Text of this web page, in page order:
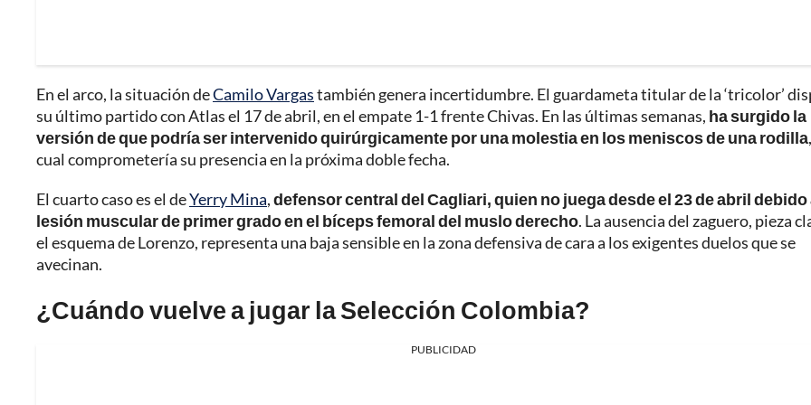
En el arco, la situación deCamilo Vargastambién genera incertidumbre. El guardameta titular de la ‘tricolor’
su último partido con Atlas el 17 de abril, en el empate 1-1 frente Chivas. En las últimas semanas, ha surgido la
versión de que podría ser intervenido quirúrgicamente por una molestia en los meniscos de una rodilla
cual comprometería su presencia en la próxima doble fecha.
El cuarto caso es el deYerry Mina,defensor central del Cagliari, quien no juega desde el 23 de abril debido
lesión muscular de primer grado en el bíceps femoral del muslo derecho. La ausencia del zaguero, pieza
el esquema de Lorenzo, representa una baja sensible en la zona defensiva de cara a los exigentes duelos que se
avecinan.
¿Cuándo vuelve a jugar la Selección Colombia?
PUBLICIDAD